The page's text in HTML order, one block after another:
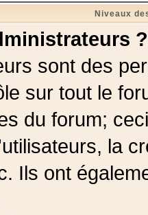
Niveaux
?
sont des
sur tout le
du forum;
la
Ils ont